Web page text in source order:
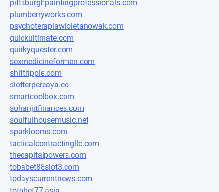
pittsburghpaintingprofessionals.com
plumberryworks.com
psychoterapiawioletanowak.com
quickultimate.com
quirkyquester.com
sexmedicineformen.com
shiftripple.com
slotterpercaya.co
smartcoolbox.com
sohanjitfinances.com
soulfulhousemusic.net
sparklooms.com
tacticalcontractingllc.com
thecapitalpowers.com
tobabet88slot3.com
todayscurrentnews.com